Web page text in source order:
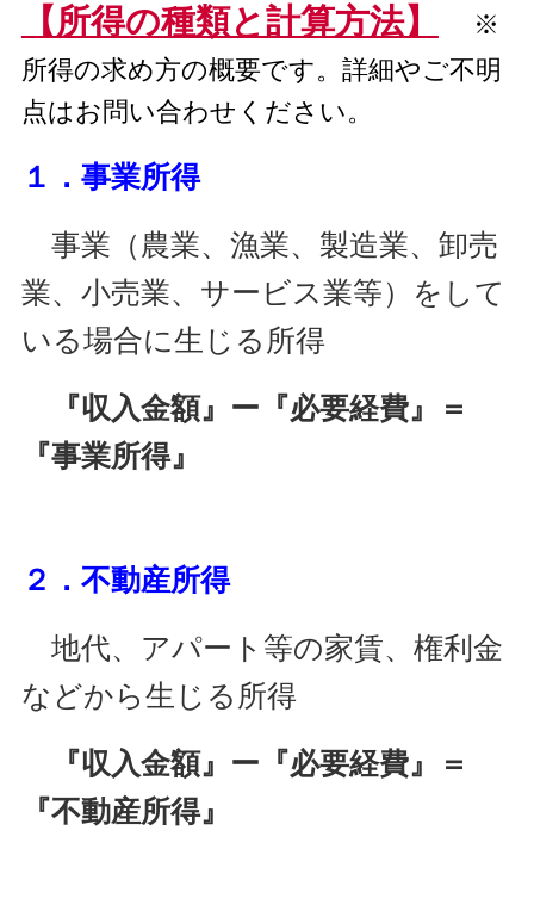
【所得の種類と計算方法】
※
所得の求め方の概要です。詳細やご不明
点はお問い合わせください。
１．事業所得
事業（農業、漁業、製造業、卸売
業、小売業、サービス業等）をして
いる場合に生じる所得
『収入金額』ー『必要経費』＝
『事業所得』
２．不動産所得
地代、アパート等の家賃、権利金
などから生じる所得
『収入金額』ー『必要経費』＝
『不動産所得』